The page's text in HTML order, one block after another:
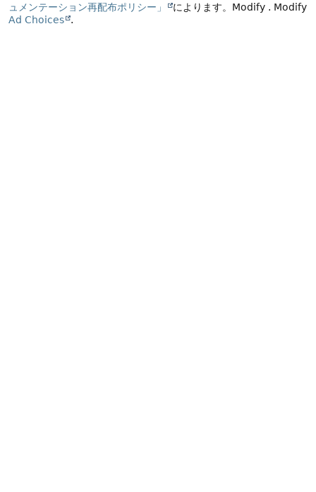
ュメンテーション再配布ポリシー」
によります。 Modify . Modify
Ad Choices
.